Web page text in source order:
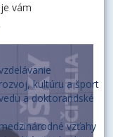
kultúru a šport
a doktorandské
vzťahy
vám